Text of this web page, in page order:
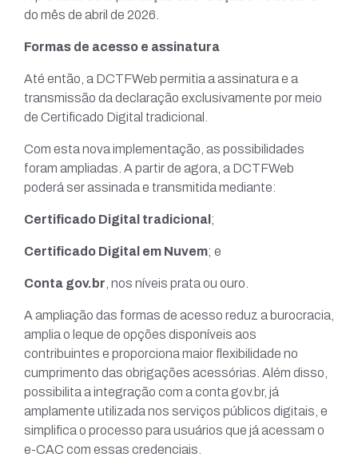
do mês de abril de 2026.
Formas de acesso e assinatura
Até então, a DCTFWeb permitia a assinatura e a
transmissão da declaração exclusivamente por meio
de Certificado Digital tradicional.
Com esta nova implementação, as possibilidades
foram ampliadas. A partir de agora, a DCTFWeb
poderá ser assinada e transmitida mediante:
Certificado Digital tradicional ;
Certificado Digital em Nuvem; e
Conta gov.br , nos níveis prata ou ouro.
A ampliação das formas de acesso reduz a burocracia,
amplia o leque de opções disponíveis aos
contribuintes e proporciona maior flexibilidade no
cumprimento das obrigações acessórias. Além disso,
possibilita a integração com a conta gov.br, já
amplamente utilizada nos serviços públicos digitais, e
simplifica o processo para usuários que já acessam o
e-CAC com essas credenciais.